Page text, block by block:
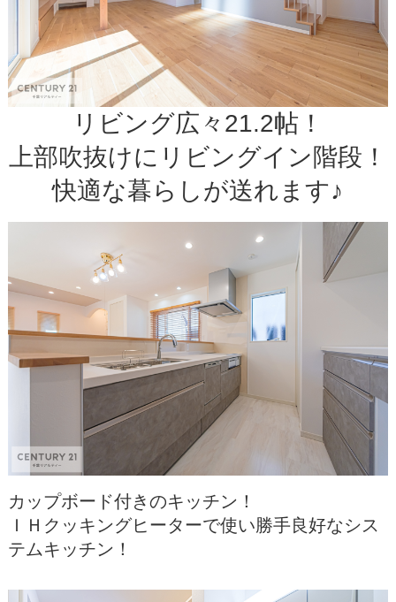
リビング広々21.2帖！
上部吹抜けにリビングイン階段！
快適な暮らしが送れます♪
カップボード付きのキッチン！
ＩＨクッキングヒーターで使い勝手良好なシス
テムキッチン！